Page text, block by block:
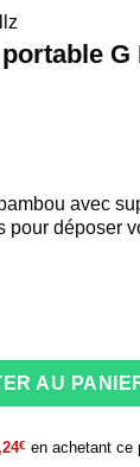
G
avec
pour déposer
portable G
AU
€ en achetant ce